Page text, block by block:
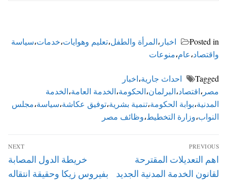
Posted in اخبار ،المرأة والطفل،تعليم وهوايات،خدمات،سياسة
واقتصاد،عام،منوعات
Tagged احداث جارية،اخبار
مصر ،اقتصاد،البرلمان،الحكومة،الخدمة العامة،الخدمة
المدنية،بوابة الحكومة،تنمية بشرية،توفيق عكاشة،سياسة،مجلس
النواب،وزارة التخطيط،وظائف مصر
تصفّح
المقالات
PREVIOUS
Previous
post:
اهم التعديلات المقترحة
لقانون الخدمة المدنية الجديد
NEXT
Next
post:
خريطة الدول المصابة
بفيروس زيكا وحقيقة انتقاله